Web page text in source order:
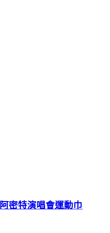
阿密特演唱會運動巾